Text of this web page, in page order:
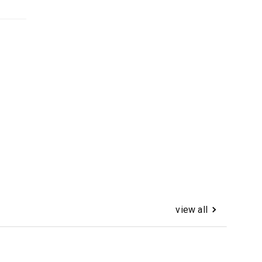
view all